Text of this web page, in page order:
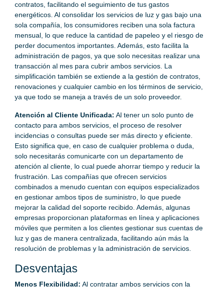
contratos, facilitando el seguimiento de tus gastos
energéticos. Al consolidar los servicios de luz y gas bajo una
sola compañía, los consumidores reciben una sola factura
mensual, lo que reduce la cantidad de papeleo y el riesgo de
perder documentos importantes. Además, esto facilita la
administración de pagos, ya que solo necesitas realizar una
transacción al mes para cubrir ambos servicios. La
simplificación también se extiende a la gestión de contratos,
renovaciones y cualquier cambio en los términos de servicio,
ya que todo se maneja a través de un solo proveedor.
Atención al Cliente Unificada: Al tener un solo punto de
contacto para ambos servicios, el proceso de resolver
incidencias o consultas puede ser más directo y eficiente.
Esto significa que, en caso de cualquier problema o duda,
solo necesitarás comunicarte con un departamento de
atención al cliente, lo cual puede ahorrar tiempo y reducir la
frustración. Las compañías que ofrecen servicios
combinados a menudo cuentan con equipos especializados
en gestionar ambos tipos de suministro, lo que puede
mejorar la calidad del soporte recibido. Además, algunas
empresas proporcionan plataformas en línea y aplicaciones
móviles que permiten a los clientes gestionar sus cuentas de
luz y gas de manera centralizada, facilitando aún más la
resolución de problemas y la administración de servicios.
Desventajas
Menos Flexibilidad: Al contratar ambos servicios con la